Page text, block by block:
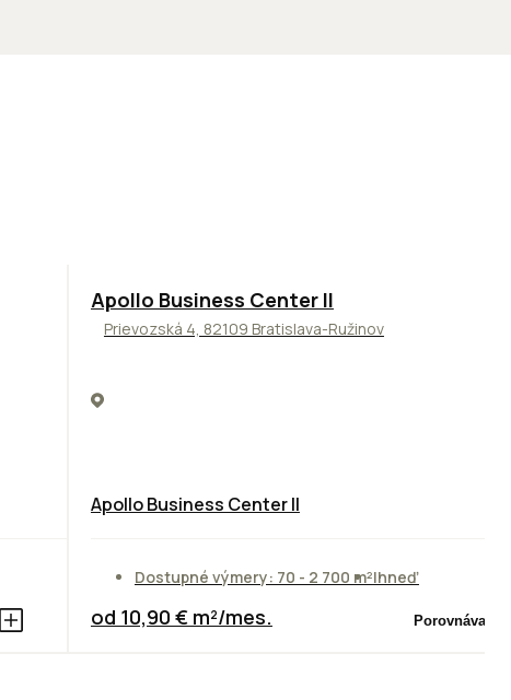
TOP NOVINKA ODPORÚČAME
Apollo Business Center II
Prievozská 4, 82109 Bratislava-Ružinov
Apollo Business Center II
Dostupné výmery: 70 - 2 700 m²Ihneď
od 10,90 € m²/mes. Porovnávač